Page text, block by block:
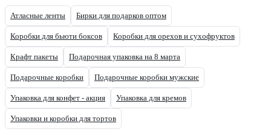
Атласные ленты Бирки для подарков оптом
Коробки для бьюти боксов Коробки для орехов и сухофруктов
Крафт пакеты Подарочная упаковка на 8 марта
Подарочные коробки Подарочные коробки мужские
Упаковка для конфет - акция Упаковка для кремов
Упаковки и коробки для тортов